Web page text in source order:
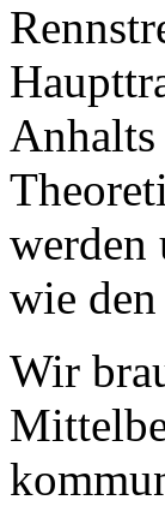
werden
wie
Wir